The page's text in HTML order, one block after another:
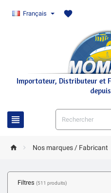
Français favorite
Importateur, Distributeur et

  Nos marques / Fabricant
Filtres (511 produits)